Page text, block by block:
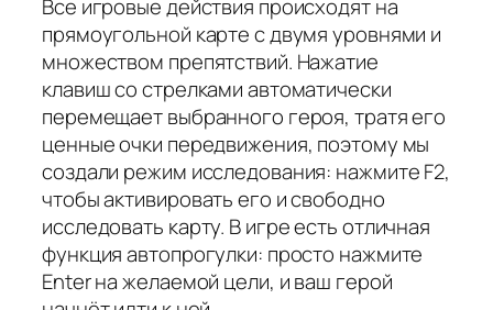
Все игровые действия происходят на
прямоугольной карте с двумя уровнями и
множеством препятствий. Нажатие
клавиш со стрелками автоматически
перемещает выбранного героя, тратя его
ценные очки передвижения, поэтому мы
создали режим исследования: нажмите F2,
чтобы активировать его и свободно
исследовать карту. В игре есть отличная
функция автопрогулки: просто нажмите
Enter на желаемой цели, и ваш герой